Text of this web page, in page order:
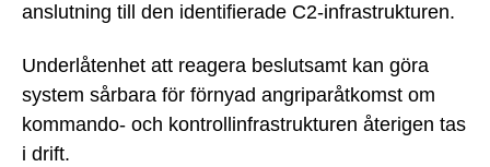
anslutning till den identifierade C2-infrastrukturen.
Underlåtenhet att reagera beslutsamt kan göra
system sårbara för förnyad angriparåtkomst om
kommando- och kontrollinfrastrukturen återigen tas
i drift.